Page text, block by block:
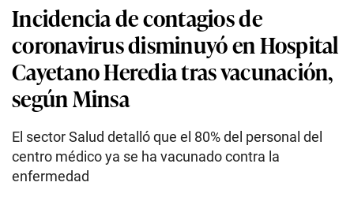
Incidencia de contagios de
coronavirus disminuyó en Hospital
Cayetano Heredia tras vacunación,
según Minsa
El sector Salud detalló que el 80% del personal del
centro médico ya se ha vacunado contra la
enfermedad